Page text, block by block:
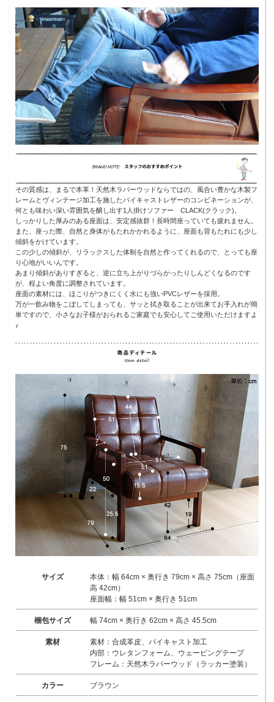
その質感は、まるで本革！天然木ラバーウッドならではの、風合い豊かな木製フ
レームとヴィンテージ加工を施したバイキャストレザーのコンビネーションが、
何とも味わい深い雰囲気を醸し出す1人掛けソファー CLACK(クラック)。
しっかりした厚みのある座面は、安定感抜群！長時間座っていても疲れません。
また、座った際、自然と身体がもたれかかれるように、座面も背もたれにも少し
傾斜をかけています。
この少しの傾斜が、リラックスした体制を自然と作ってくれるので、とっても座
り心地がいいんです。
あまり傾斜がありすぎると、逆に立ち上がりづらかったりしんどくなるのです
が、程よい角度に調整されています。
座面の素材には、ほこりがつきにくく水にも強いPVCレザーを採用。
万が一飲み物をこぼしてしまっても、サッと拭き取ることが出来てお手入れが簡
単ですので、小さなお子様がおられるご家庭でも安心してご使用いただけますよ
♪
サイズ
本体：幅 64cm × 奥行き 79cm × 高さ 75cm（座面
高 42cm）
座面幅：幅 51cm × 奥行き 51cm
梱包サイズ 幅 74cm × 奥行き 62cm × 高さ 45.5cm
素材
素材：合成革皮、バイキャスト加工
内部：ウレタンフォーム、ウェービングテープ
フレーム：天然木ラバーウッド（ラッカー塗装）
カラー ブラウン